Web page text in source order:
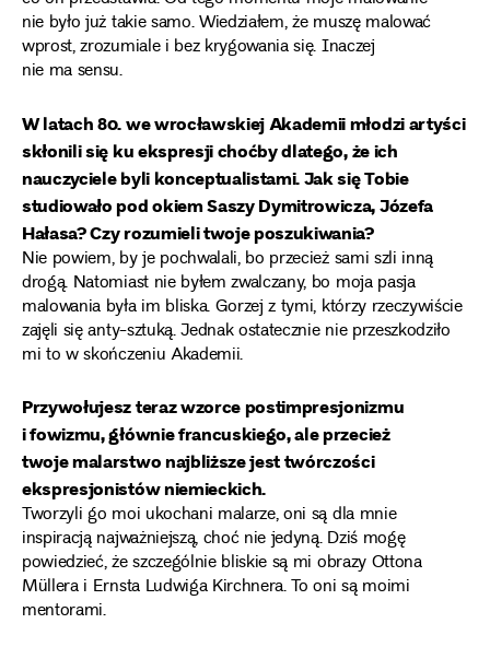
nie było już takie samo. Wiedziałem, że muszę malować
wprost, zrozumiale i bez krygowania się. Inaczej
nie ma sensu.
W latach 80. we wrocławskiej Akademii młodzi artyści
skłonili się ku ekspresji choćby dlatego, że ich
nauczyciele byli konceptualistami. Jak się Tobie
studiowało pod okiem Saszy Dymitrowicza, Józefa
Hałasa? Czy rozumieli twoje poszukiwania?
Nie powiem, by je pochwalali, bo przecież sami szli inną
drogą. Natomiast nie byłem zwalczany, bo moja pasja
malowania była im bliska. Gorzej z tymi, którzy rzeczywiście
zajęli się anty-sztuką. Jednak ostatecznie nie przeszkodziło
mi to w skończeniu Akademii.
Przywołujesz teraz wzorce postimpresjonizmu
i fowizmu, głównie francuskiego, ale przecież
twoje malarstwo najbliższe jest twórczości
ekspresjonistów niemieckich.
Tworzyli go moi ukochani malarze, oni są dla mnie
inspiracją najważniejszą, choć nie jedyną. Dziś mogę
powiedzieć, że szczególnie bliskie są mi obrazy Ottona
Müllera i Ernsta Ludwiga Kirchnera. To oni są moimi
mentorami.